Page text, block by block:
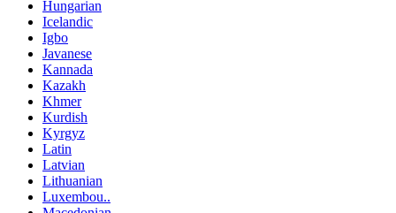
Hungarian
Icelandic
Igbo
Javanese
Kannada
Kazakh
Khmer
Kurdish
Kyrgyz
Latin
Latvian
Lithuanian
Luxembou..